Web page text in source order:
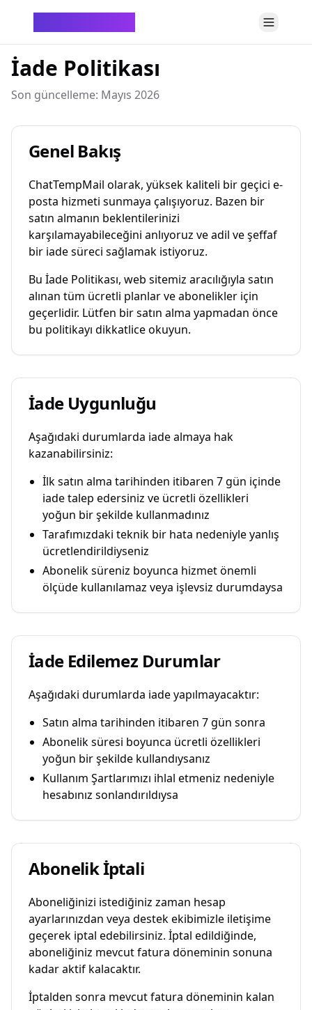
İade Politikası
Son güncelleme: Mayıs 2026
Genel Bakış
ChatTempMail olarak, yüksek kaliteli bir geçici e-
posta hizmeti sunmaya çalışıyoruz. Bazen bir
satın almanın beklentilerinizi
karşılamayabileceğini anlıyoruz ve adil ve şeffaf
bir iade süreci sağlamak istiyoruz.
Bu İade Politikası, web sitemiz aracılığıyla satın
alınan tüm ücretli planlar ve abonelikler için
geçerlidir. Lütfen bir satın alma yapmadan önce
bu politikayı dikkatlice okuyun.
İade Uygunluğu
Aşağıdaki durumlarda iade almaya hak
kazanabilirsiniz:
İlk satın alma tarihinden itibaren 7 gün içinde
iade talep edersiniz ve ücretli özellikleri
yoğun bir şekilde kullanmadınız
Tarafımızdaki teknik bir hata nedeniyle yanlış
ücretlendirildiyseniz
Abonelik süreniz boyunca hizmet önemli
ölçüde kullanılamaz veya işlevsiz durumdaysa
İade Edilemez Durumlar
Aşağıdaki durumlarda iade yapılmayacaktır:
Satın alma tarihinden itibaren 7 gün sonra
Abonelik süresi boyunca ücretli özellikleri
yoğun bir şekilde kullandıysanız
Kullanım Şartlarımızı ihlal etmeniz nedeniyle
hesabınız sonlandırıldıysa
Abonelik İptali
Aboneliğinizi istediğiniz zaman hesap
ayarlarınızdan veya destek ekibimizle iletişime
geçerek iptal edebilirsiniz. İptal edildiğinde,
aboneliğiniz mevcut fatura döneminin sonuna
kadar aktif kalacaktır.
İptalden sonra mevcut fatura döneminin kalan